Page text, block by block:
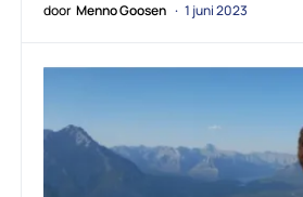
door Menno Goosen 1 juni 2023